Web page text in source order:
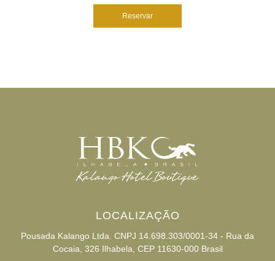
Reservar
LOCALIZAÇÃO
Pousada Kalango Ltda. CNPJ 14.698.303/0001-34 - Rua da
Cocaia, 326 Ilhabela, CEP 11630-000 Brasil